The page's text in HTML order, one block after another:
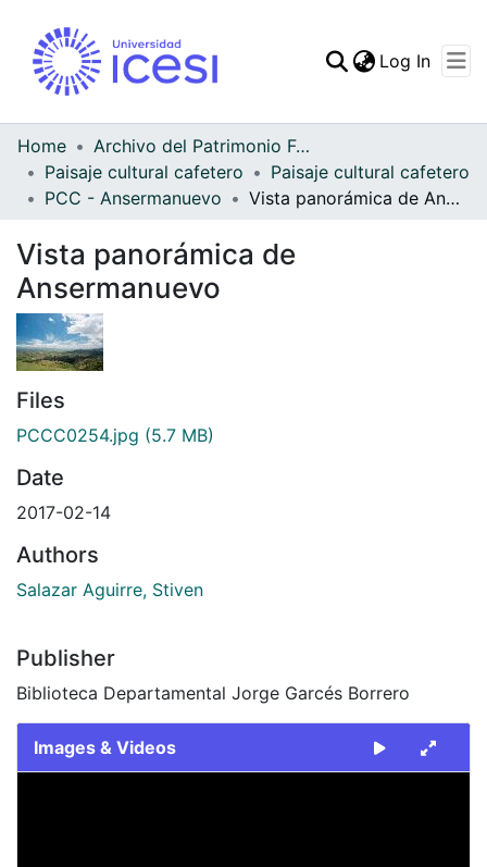
Statistics
Log In
Home
Archivo del Patrimonio Fotográfico y Fílmico del Valle del Cauca
Paisaje cultural cafetero
Paisaje cultural cafetero
PCC - Ansermanuevo
Vista panorámica de Ansermanuevo
Vista panorámica de
Ansermanuevo
Files
PCCC0254.jpg (5.7 MB)
Date
2017-02-14
Authors
Salazar Aguirre, Stiven
Publisher
Biblioteca Departamental Jorge Garcés Borrero
Images & Videos